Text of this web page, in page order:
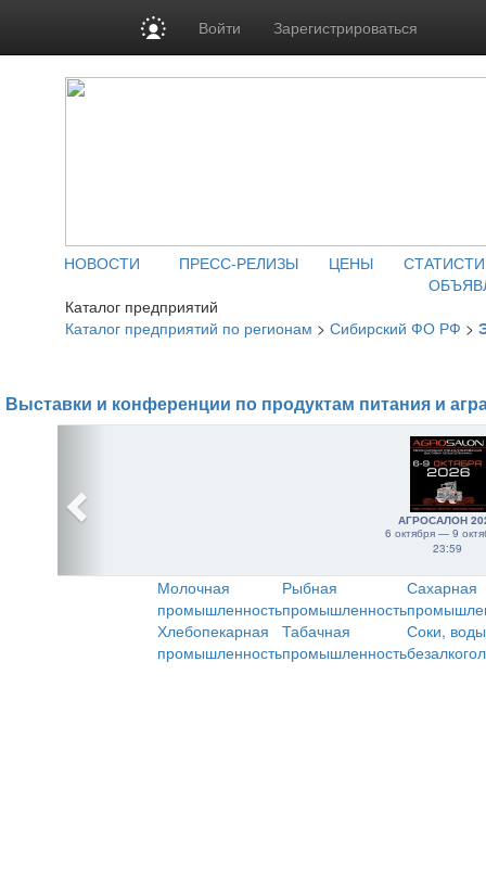
Войти Зарегистрироваться
НОВОСТИ ПРЕСС-РЕЛИЗЫ ЦЕНЫ
Каталог предприятий
Каталог предприятий по регионам > Сибирский ФО РФ >
Выставки и конференции по продуктам питания и
АГРОСАЛОН
6 октября — 9
23:59
Молочная
промышленность
Рыбная
промышленность
Сахарная
Хлебопекарная
промышленность
Табачная
промышленность
Соки,